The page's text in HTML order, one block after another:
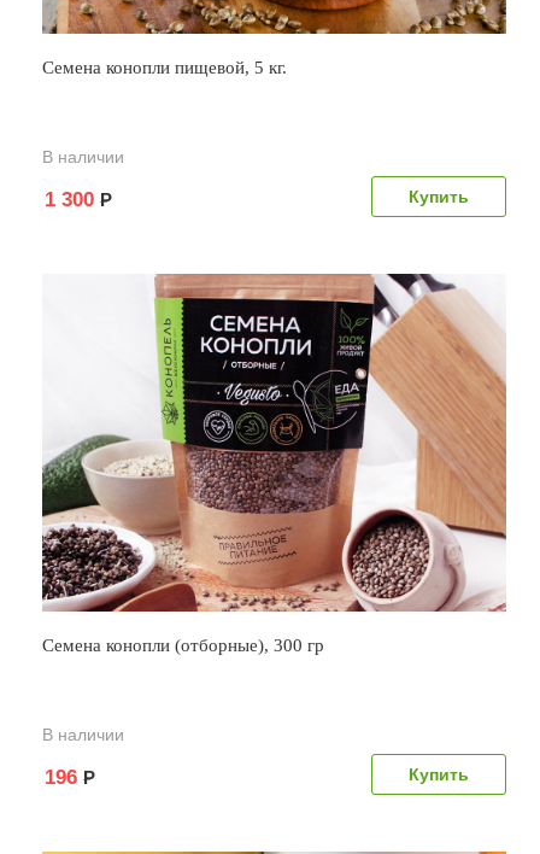
Семена конопли пищевой, 5 кг.
В наличии
1 300 Р
Семена конопли (отборные), 300 гр
В наличии
196 Р